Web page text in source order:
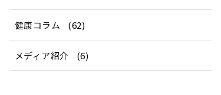
健康コラム (62)
メディア紹介 (6)